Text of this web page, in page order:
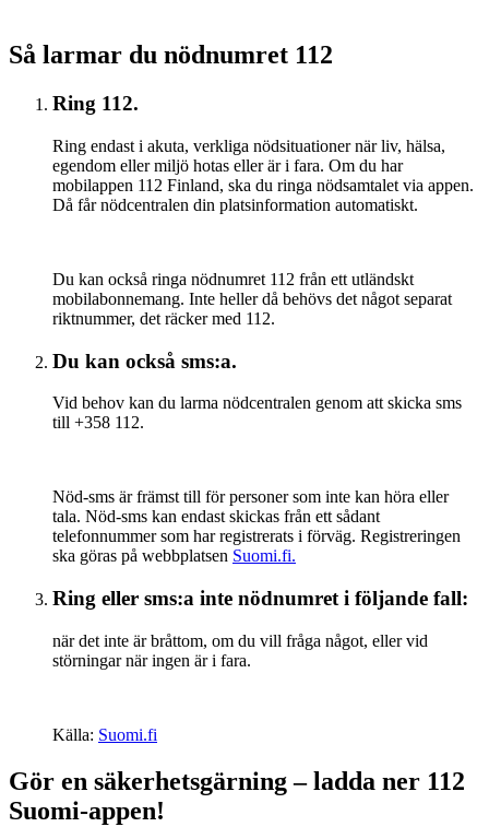
Så larmar du nödnumret 112
Ring 112.
Ring endast i akuta, verkliga nödsituationer när liv, hälsa,
egendom eller miljö hotas eller är i fara. Om du har
mobilappen 112 Finland, ska du ringa nödsamtalet via appen.
Då får nödcentralen din platsinformation automatiskt.
Du kan också ringa nödnumret 112 från ett utländskt
mobilabonnemang. Inte heller då behövs det något separat
riktnummer, det räcker med 112.
Du kan också sms:a.
Vid behov kan du larma nödcentralen genom att skicka sms
till +358 112.
Nöd-sms är främst till för personer som inte kan höra eller
tala. Nöd-sms kan endast skickas från ett sådant
telefonnummer som har registrerats i förväg. Registreringen
ska göras på webbplatsen Suomi.fi.
Ring eller sms:a inte nödnumret i följande fall:
när det inte är bråttom, om du vill fråga något, eller vid
störningar när ingen är i fara.
Källa: Suomi.fi
Gör en säkerhetsgärning – ladda ner 112
Suomi-appen!